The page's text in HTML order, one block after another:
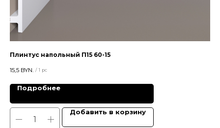
Плинтус напольный П15 60-15
15,5 BYN. / 1 pc
Подробнее
Добавить в корзину